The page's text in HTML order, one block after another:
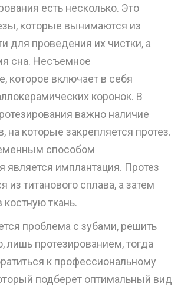
есть несколько. Это
которые вынимаются из
для проведения их чистки, а
сна. Несъемное
которое включает в себя
коронок. В
важно наличие
на которые закрепляется протез.
способом
является имплантация. Протез
из титанового сплава, а затем
костную ткань.
проблема с зубами, решить
лишь протезированием, тогда
к профессиональному
подберет оптимальный вид